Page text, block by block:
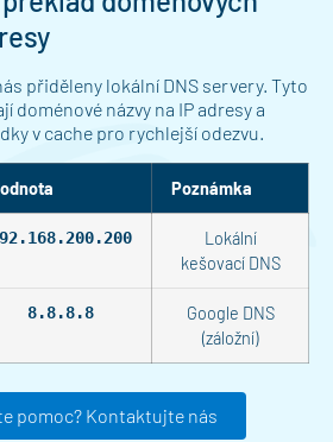
přiděleny lokální DNS servery. Tyto
doménové názvy na IP adresy a
v cache pro rychlejší odezvu.
Poznámka
Lokální
kešovací DNS
8.8.8.8
Google DNS
(záložní)
pomoc? Kontaktujte nás